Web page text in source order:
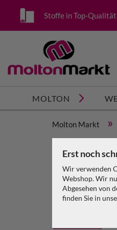
Erst noch
Wir verwenden
Webshop. Wir
Abgesehen von
finden Sie in
Stoffe in Top-Qualität
MOLTON
Molton Markt »